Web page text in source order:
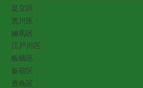
足立区
荒川区
練馬区
江戸川区
板橋区
新宿区
豊島区